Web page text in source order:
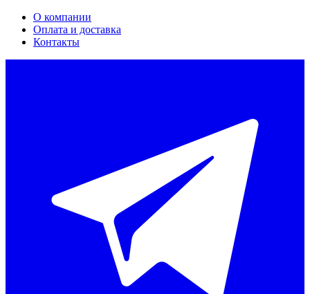
О компании
Оплата и доставка
Контакты